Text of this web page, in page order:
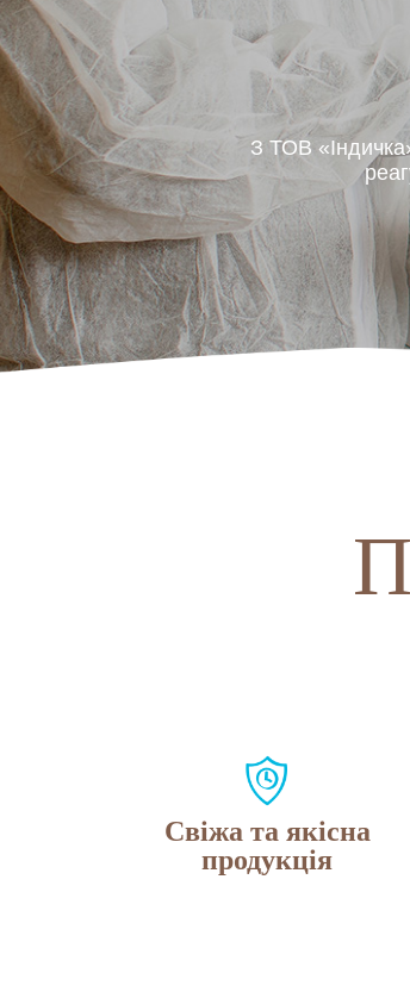
З ТОВ
Свіжа та якісна
продукція